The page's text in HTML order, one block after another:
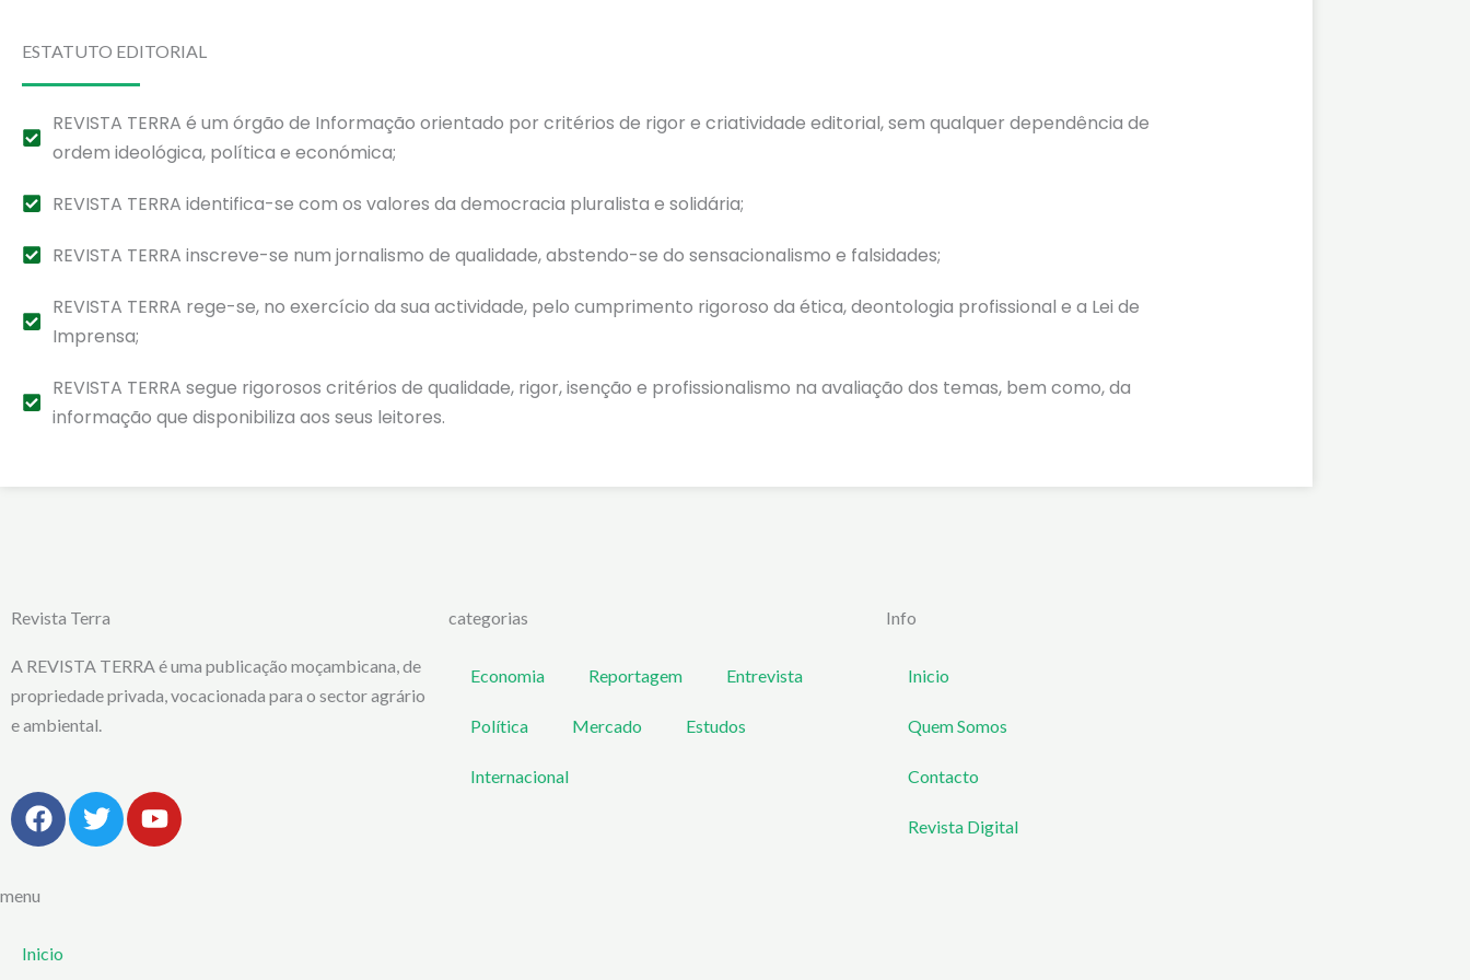
ESTATUTO EDITORIAL
REVISTA TERRA é um órgão de Informação orientado por critérios de rigor e criatividade editorial, sem qualquer dependência de
ordem ideológica, política e económica;
REVISTA TERRA identifica-se com os valores da democracia pluralista e solidária;
REVISTA TERRA inscreve-se num jornalismo de qualidade, abstendo-se do sensacionalismo e falsidades;
REVISTA TERRA rege-se, no exercício da sua actividade, pelo cumprimento rigoroso da ética, deontologia profissional e a Lei de
Imprensa;
REVISTA TERRA segue rigorosos critérios de qualidade, rigor, isenção e profissionalismo na avaliação dos temas, bem como, da
informação que disponibiliza aos seus leitores.
Revista Terra
A REVISTA TERRA é uma publicação moçambicana, de
propriedade privada, vocacionada para o sector agrário
e ambiental.
F
a
e
b
o
o
T
w
Y
o
categorias
Economia Reportagem Entrevista
Política Mercado Estudos
Internacional
Info
Inicio
Quem Somos
Contacto
Revista Digital
menu
Inicio